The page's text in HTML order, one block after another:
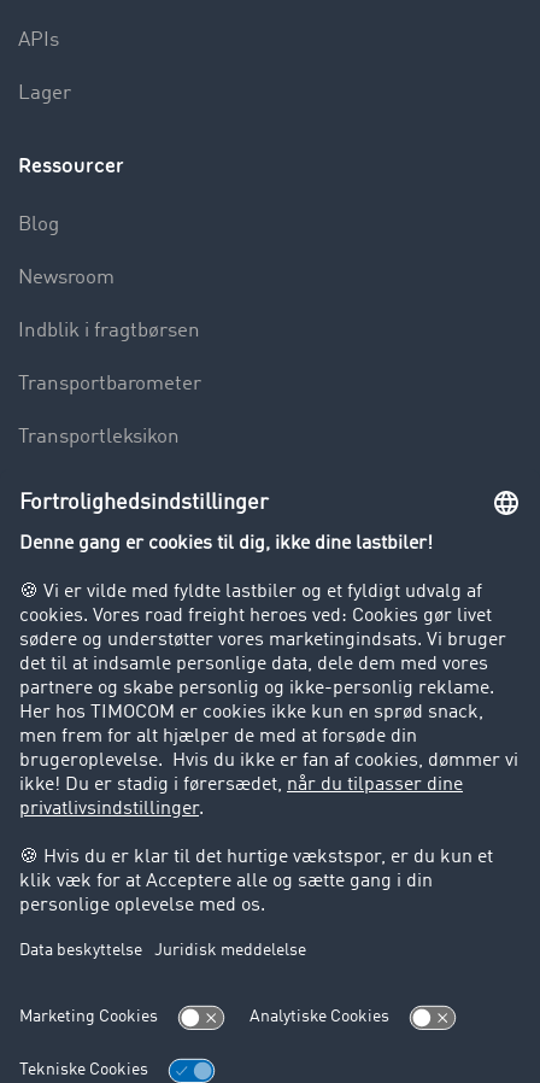
APIs
Lager
Ressourcer
Blog
Newsroom
Indblik i fragtbørsen
Transportbarometer
Transportleksikon
Lastbilkørsel forbudt
Kunder hverver kunder
Success Stories
Support
Support
Juridiske forhold
Kolofon
Brugerbetingelser